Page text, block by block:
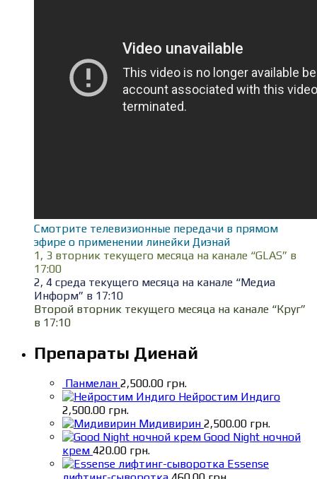
Смотрите телевизионные передачи в прямом
эфире о применении линейки Диэнай
1, 3 вторник текущего месяца на канале “GLAS” в
17:00
2, 4 среда текущего месяца на канале “Медиа
Информ” в 17:10
Второй вторник текущего месяца на канале “Круг”
в 17:10
Препараты Диенай
Панмелан 2,500.00 грн.
Нейростим Индиго
2,500.00 грн.
Мидивирин 2,500.00 грн.
Good Night ночной
крем 420.00 грн.
Essense